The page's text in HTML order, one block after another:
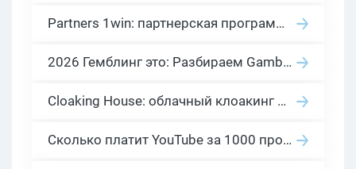
Partners 1win: партнерская программа казино в нише гемблинг арбитраж
2026 Гемблинг это: Разбираем Gambling вертикаль, и все что связано с гемблинг и беттинг офферами
Cloaking House: облачный клоакинг для фильтрации ботов FB и Google Ads — гайд PHP-интеграции 2026
Сколько платит YouTube за 1000 просмотров в 2026: реальные цифры от 0.5 до 36 USD по ГЕО